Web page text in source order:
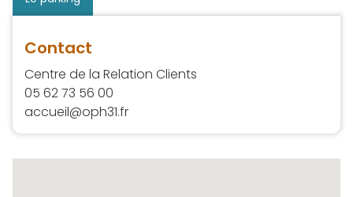
Contact
Centre de la Relation Clients
05 62 73 56 00
accueil@oph31.fr